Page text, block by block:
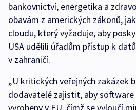
bankovnictví, energetika a
obavám z amerických zákonů,
cloudu, který vyžaduje, aby
USA udělili úřadům přístup k
v zahraničí.
„U kritických veřejných zakázek
dodavatelé zajistit, aby software